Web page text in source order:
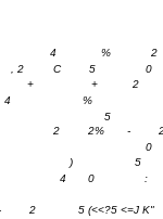
4 %
2
, 2 C 5
0
+ +
2
4
%
5
2 2% -
0
)
5
4 0
:
2
5 (<<?5 <=J K"